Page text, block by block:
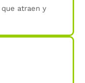
atraen y